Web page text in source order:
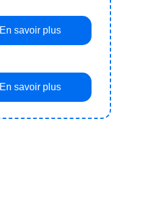
En savoir plus
En savoir plus